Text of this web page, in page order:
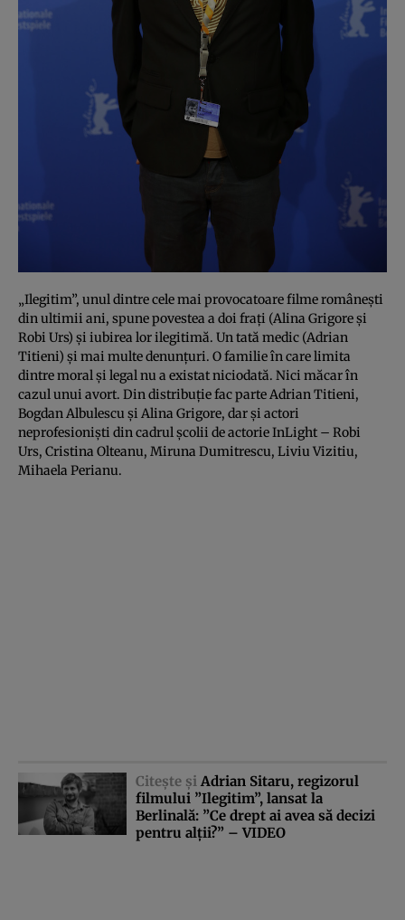
„Ilegitim”, unul dintre cele mai provocatoare filme româneşti
din ultimii ani, spune povestea a doi fraţi (Alina Grigore şi
Robi Urs) şi iubirea lor ilegitimă. Un tată medic (Adrian
Titieni) şi mai multe denunţuri. O familie în care limita
dintre moral şi legal nu a existat niciodată. Nici măcar în
cazul unui avort. Din distribuţie fac parte Adrian Titieni,
Bogdan Albulescu şi Alina Grigore, dar şi actori
neprofesionişti din cadrul şcolii de actorie InLight – Robi
Urs, Cristina Olteanu, Miruna Dumitrescu, Liviu Vizitiu,
Mihaela Perianu.
Citeşte şi Adrian Sitaru, regizorul
filmului ”Ilegitim”, lansat la
Berlinală: ”Ce drept ai avea să decizi
pentru alţii?” – VIDEO